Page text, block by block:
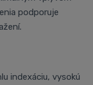
podporuje
indexáciu, vysokú